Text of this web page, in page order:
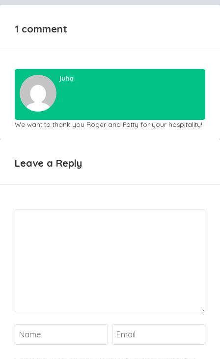
1 comment
juha
We want to thank you Roger and Patty for your hospitality!
Leave a Reply